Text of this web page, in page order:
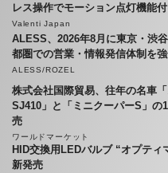
レス操作でモーション点灯機能付
Valenti Japan
ALESS、2026年8月に東京・渋
都圏での営業・情報発信体制を
ALESS/ROZEL
株式会社国際貿易、往年の名車
SJ410」と「ミニクーパーS」の
売
ワールドマーケット
HID交換用LEDバルブ “オプティ
新発売